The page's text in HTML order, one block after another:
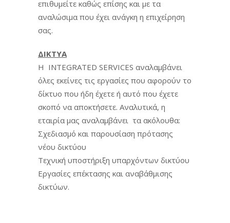
επιθυμείτε καθώς επίσης και με τα
αναλώσιμα που έχει ανάγκη η επιχείρηση
σας.
ΔΙΚΤΥΑ
Η INTEGRATED SERVICES αναλαμβάνει
όλες εκείνες τις εργασίες που αφορούν το
δίκτυο που ήδη έχετε ή αυτό που έχετε
σκοπό να αποκτήσετε. Αναλυτικά, η
εταιρία μας αναλαμβάνει τα ακόλουθα:
Σχεδιασμό και παρουσίαση πρότασης
νέου δικτύου
Τεχνική υποστήριξη υπαρχόντων δικτύου
Εργασίες επέκτασης και αναβάθμισης
δικτύων.